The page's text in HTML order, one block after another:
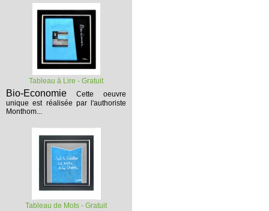
Tableau à Lire - Gratuit
Bio-Economie
Cette oeuvre
unique est réalisée par l'authoriste
Monthom...
Tableau de Mots - Gratuit